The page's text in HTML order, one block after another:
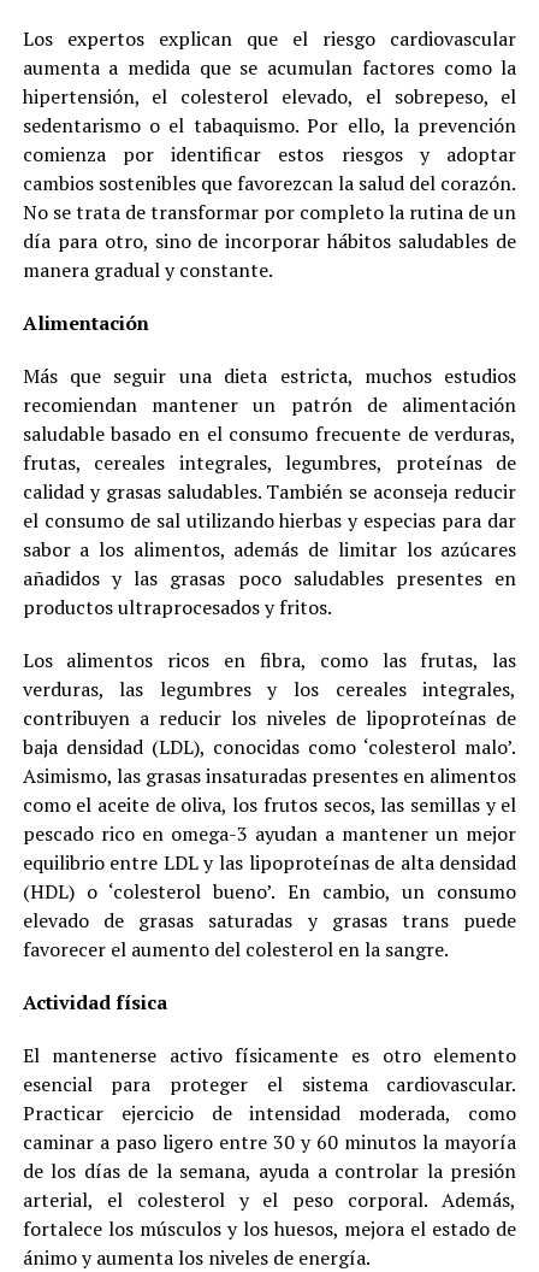
Los expertos explican que el riesgo cardiovascular
aumenta a medida que se acumulan factores como la
hipertensión, el colesterol elevado, el sobrepeso, el
sedentarismo o el tabaquismo. Por ello, la prevención
comienza por identificar estos riesgos y adoptar
cambios sostenibles que favorezcan la salud del corazón.
No se trata de transformar por completo la rutina de un
día para otro, sino de incorporar hábitos saludables de
manera gradual y constante.
Alimentación
Más que seguir una dieta estricta, muchos estudios
recomiendan mantener un patrón de alimentación
saludable basado en el consumo frecuente de verduras,
frutas, cereales integrales, legumbres, proteínas de
calidad y grasas saludables. También se aconseja reducir
el consumo de sal utilizando hierbas y especias para dar
sabor a los alimentos, además de limitar los azúcares
añadidos y las grasas poco saludables presentes en
productos ultraprocesados y fritos.
Los alimentos ricos en fibra, como las frutas, las
verduras, las legumbres y los cereales integrales,
contribuyen a reducir los niveles de lipoproteínas de
baja densidad (LDL), conocidas como ‘colesterol malo’.
Asimismo, las grasas insaturadas presentes en alimentos
como el aceite de oliva, los frutos secos, las semillas y el
pescado rico en omega-3 ayudan a mantener un mejor
equilibrio entre LDL y las lipoproteínas de alta densidad
(HDL) o ‘colesterol bueno’. En cambio, un consumo
elevado de grasas saturadas y grasas trans puede
favorecer el aumento del colesterol en la sangre.
Actividad física
El mantenerse activo físicamente es otro elemento
esencial para proteger el sistema cardiovascular.
Practicar ejercicio de intensidad moderada, como
caminar a paso ligero entre 30 y 60 minutos la mayoría
de los días de la semana, ayuda a controlar la presión
arterial, el colesterol y el peso corporal. Además,
fortalece los músculos y los huesos, mejora el estado de
ánimo y aumenta los niveles de energía.